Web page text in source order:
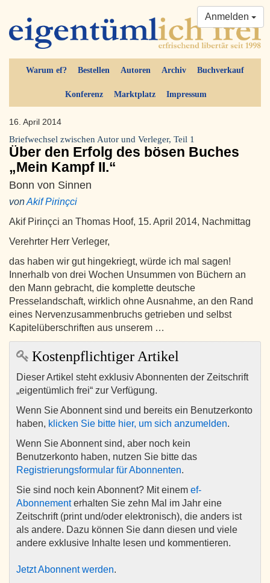
Warum ef? Bestellen Autoren Archiv Buchverkauf
Konferenz Marktplatz Impressum
Anmelden
16. April 2014
Briefwechsel zwischen Autor und Verleger, Teil 1
Über den Erfolg des bösen Buches
„Mein Kampf II.“
Bonn von Sinnen
vonAkif Pirinçci
Akif Pirinçci an Thomas Hoof, 15. April 2014, Nachmittag
Verehrter Herr Verleger,
das haben wir gut hingekriegt, würde ich mal sagen!
Innerhalb von drei Wochen Unsummen von Büchern an
den Mann gebracht, die komplette deutsche
Presselandschaft, wirklich ohne Ausnahme, an den Rand
eines Nervenzusammenbruchs getrieben und selbst
Kapitelüberschriften aus unserem …
Kostenpflichtiger Artikel
Dieser Artikel steht exklusiv Abonnenten der Zeitschrift
„eigentümlich frei“ zur Verfügung.
Wenn Sie Abonnent sind und bereits ein Benutzerkonto
haben, klicken Sie bitte hier, um sich anzumelden.
Wenn Sie Abonnent sind, aber noch kein
Benutzerkonto haben, nutzen Sie bitte das
Registrierungsformular für Abonnenten.
Sie sind noch kein Abonnent? Mit einem ef-
Abonnementerhalten Sie zehn Mal im Jahr eine
Zeitschrift (print und/oder elektronisch), die anders ist
als andere. Dazu können Sie dann diesen und viele
andere exklusive Inhalte lesen und kommentieren.
Jetzt Abonnent werden.